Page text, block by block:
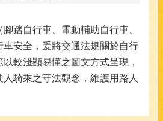
踏自行車、電動輔助自行車、
車安全，爰將交通法規關於自行
較淺顯易懂之圖文方式呈現，
騎乘之守法觀念，維護用路人